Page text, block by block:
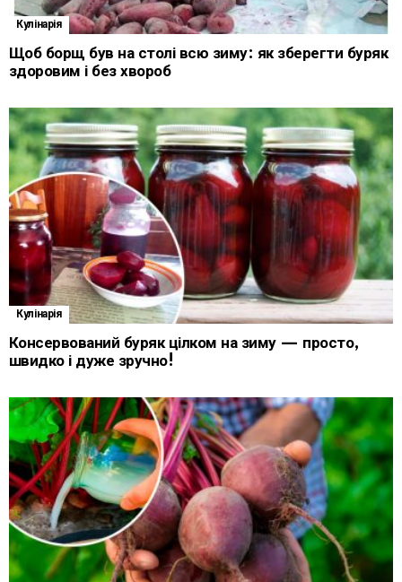
Кулінарія
Щоб борщ був на столі всю зиму: як зберегти буряк
здоровим і без хвороб
Кулінарія
Консервований буряк цілком на зиму — просто,
швидко і дуже зручно!